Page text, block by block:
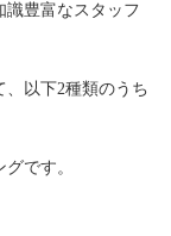
識豊富なスタッフ
以下2種類のうち
です。